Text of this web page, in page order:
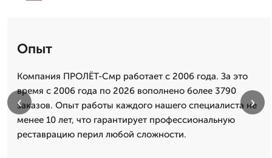
Опыт
Компания ПРОЛЁТ-Смр работает с 2006 года. За это
время с 2006 года по 2026 вополнено более 3790
заказов. Опыт работы каждого нашего специалиста не
менее 10 лет, что гарантирует профессиональную
реставрацию перил любой сложности.
‹ ›